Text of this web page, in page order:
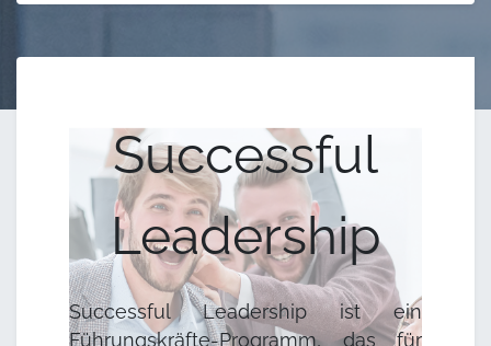
Successful
Leadership
Successful Leadership ist ein
Führungskräfte-Programm, das für